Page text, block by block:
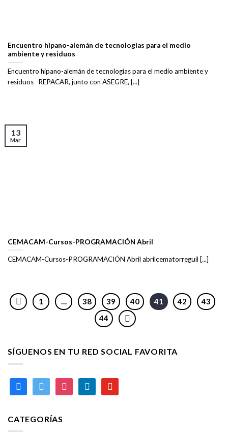
Encuentro hipano-alemán de tecnologías para el medio
ambiente y residuos
Encuentro hipano-alemán de tecnologías para el medio ambiente y
residuos REPACAR, junto con ASEGRE, [...]
CEMACAM-Cursos-PROGRAMACIÓN Abril
CEMACAM-Cursos-PROGRAMACIÓN Abril abrilcematorreguil [...]
13
Mar
1 … 38 39 40 41 42
43
44
SÍGUENOS EN TU RED SOCIAL FAVORITA
facebooktwitter instagramlinkedin youtube
CATEGORÍAS